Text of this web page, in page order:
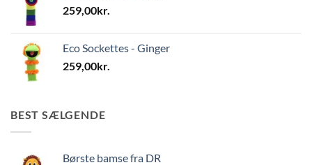
259,00kr.
Eco Sockettes - Ginger
259,00kr.
BEST SÆLGENDE
Børste bamse fra DR